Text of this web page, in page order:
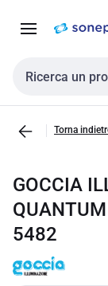
navigazione alla
Cerca input
Torna
GOCCIA
5482